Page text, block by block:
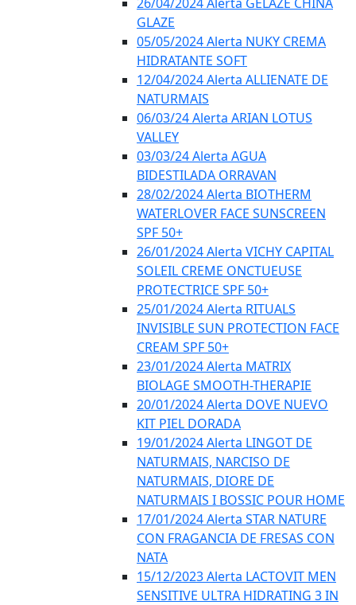
GLAZE
05/05/2024 Alerta NUKY CREMA
HIDRATANTE SOFT
12/04/2024 Alerta ALLIENATE DE
NATURMAIS
06/03/24 Alerta ARIAN LOTUS
VALLEY
03/03/24 Alerta AGUA
BIDESTILADA ORRAVAN
28/02/2024 Alerta BIOTHERM
WATERLOVER FACE SUNSCREEN
SPF 50+
26/01/2024 Alerta VICHY CAPITAL
SOLEIL CREME ONCTUEUSE
PROTECTRICE SPF 50+
25/01/2024 Alerta RITUALS
INVISIBLE SUN PROTECTION FACE
CREAM SPF 50+
23/01/2024 Alerta MATRIX
BIOLAGE SMOOTH-THERAPIE
20/01/2024 Alerta DOVE NUEVO
KIT PIEL DORADA
19/01/2024 Alerta LINGOT DE
NATURMAIS, NARCISO DE
NATURMAIS, DIORE DE
NATURMAIS I BOSSIC POUR HOME
17/01/2024 Alerta STAR NATURE
CON FRAGANCIA DE FRESAS CON
NATA
15/12/2023 Alerta LACTOVIT MEN
SENSITIVE ULTRA HIDRATING 3 IN